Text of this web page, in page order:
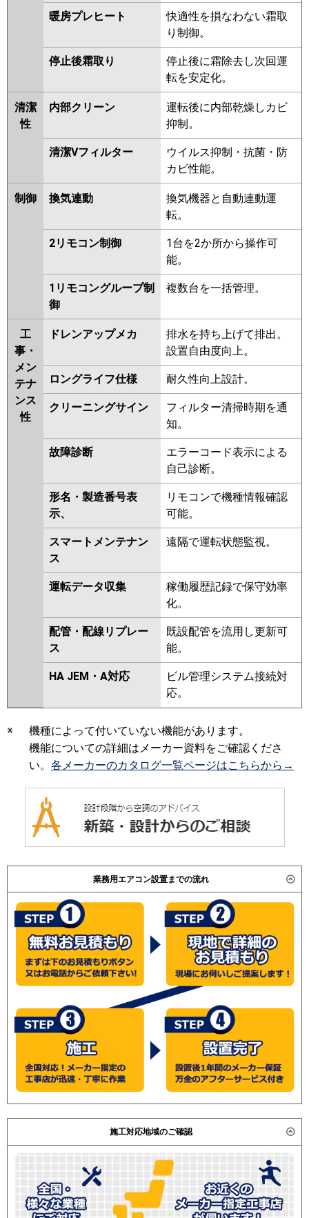
暖房プレヒート
快適性を損なわない霜取
り制御。
停止後霜取り
停止後に霜除去し次回運
転を安定化。
清潔
性
内部クリーン
運転後に内部乾燥しカビ
抑制。
清潔Vフィルター
ウイルス抑制・抗菌・防
カビ性能。
制御 換気連動
換気機器と自動連動運
転。
2リモコン制御
1台を2か所から操作可
能。
1リモコングループ制
御
複数台を一括管理。
工
事・
メン
テナ
ンス
性
ドレンアップメカ
排水を持ち上げて排出。
設置自由度向上。
ロングライフ仕様 耐久性向上設計。
クリーニングサイン
フィルター清掃時期を通
知。
故障診断
エラーコード表示による
自己診断。
形名・製造番号表
示、
リモコンで機種情報確認
可能。
スマートメンテナン
ス
遠隔で運転状態監視。
運転データ収集
稼働履歴記録で保守効率
化。
配管・配線リプレー
ス
既設配管を流用し更新可
能。
HA JEM・A対応
ビル管理システム接続対
応。
※
機種によって付いていない機能があります。
機能についての詳細はメーカー資料をご確認くださ
い。 各メーカーのカタログ一覧ページはこちらから→
業務用エアコン設置までの流れ
施工対応地域のご確認